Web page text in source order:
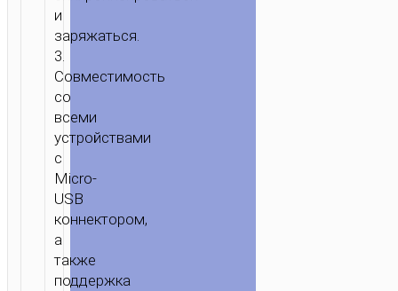
ДАННЫХи
заряжаться.
3.
Совместимость
со
всеми
устройствами
с
Micro-
USB
коннектором,
а
также
поддержка